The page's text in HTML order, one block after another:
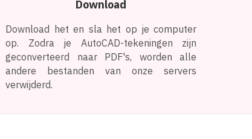
Download
Download het en sla het op je computer
op. Zodra je AutoCAD-tekeningen zijn
geconverteerd naar PDF's, worden alle
andere bestanden van onze servers
verwijderd.